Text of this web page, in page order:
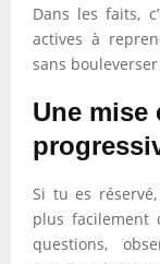
Dans les faits,
actives à
sans
Une mise
Si tu es
plus facilement
questions,